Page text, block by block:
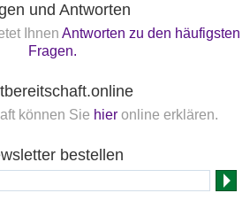
und Antworten
Ihnen Antworten zu den häufigsten
Fragen.
können Sie hier online erklären.
bestellen